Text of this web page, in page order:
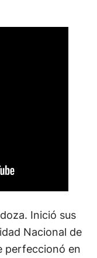
Inició sus
Nacional de
perfeccionó en